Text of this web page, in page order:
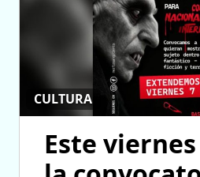
CULTURA
Este